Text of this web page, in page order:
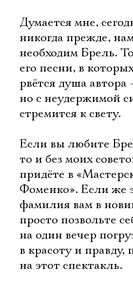
Думается мне,
никогда прежде,
необходим Брель.
его песни, в
рвётся душа автора
но с неудержимой
стремится к свету.
Если вы любите
то и без моих
придёте в
Фоменко». Если же
фамилия вам в
просто позвольте
на один вечер
в красоту и правду,
на этот спектакль.